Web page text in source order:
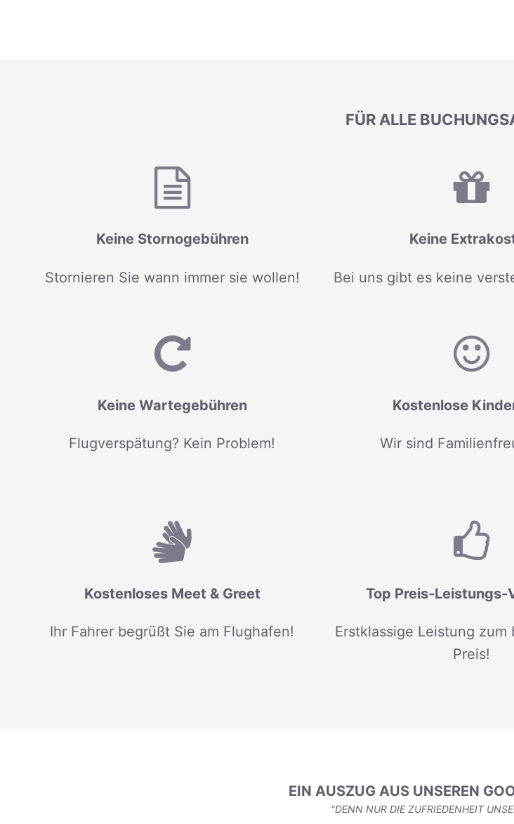
FÜR ALLE
Keine Stornogebühren
Stornieren Sie wann immer sie wollen!
Keine
Bei uns gibt es keine
Keine Wartegebühren
Flugverspätung? Kein Problem!
Kostenlose
Wir sind
Kostenloses Meet & Greet
Ihr Fahrer begrüßt Sie am Flughafen!
Top Preis-Leistungs-
Erstklassige Leistung zum
Preis!
EIN AUSZUG AUS UNSEREN
"DENN NUR DIE ZUFRIEDENHEIT